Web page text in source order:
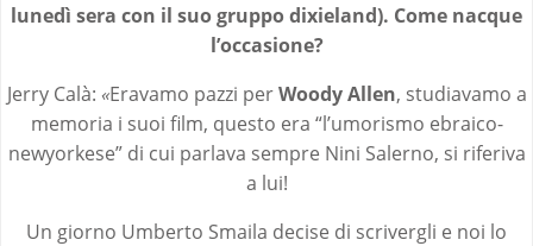
lunedì sera con il suo gruppo dixieland). Come nacque
l’occasione?
Jerry Calà: «Eravamo pazzi perWoody Allen, studiavamo a
memoria i suoi film, questo era “l’umorismo ebraico-
newyorkese” di cui parlava sempre Nini Salerno, si riferiva
a lui!
Un giorno Umberto Smaila decise di scrivergli e noi lo